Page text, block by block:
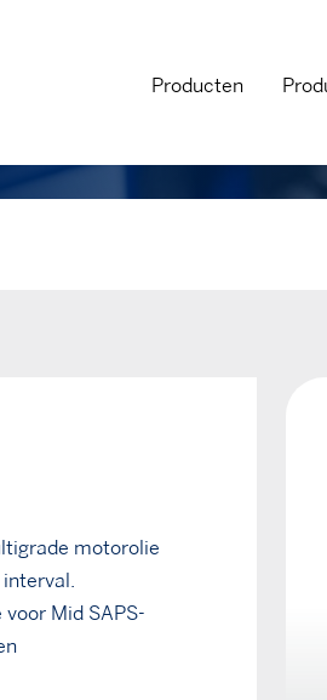
Producten
motorolie
Mid SAPS-